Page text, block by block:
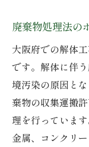
廃棄物処理法の
大阪府での解体
です。解体に伴
境汚染の原因と
棄物の収集運搬
理を行っていま
金属、コンクリ